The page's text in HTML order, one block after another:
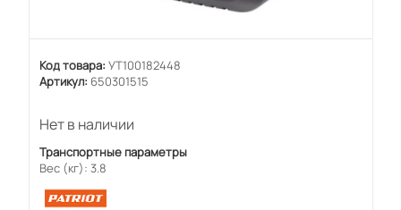
Код товара: УТ100182448
Артикул: 650301515
Нет в наличии
Транспортные параметры
Вес (кг): 3.8